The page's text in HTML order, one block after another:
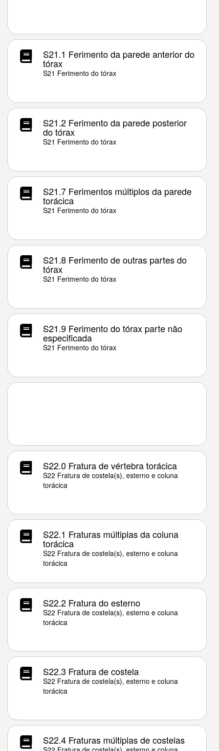
S21.1 Ferimento da parede anterior do
tórax
S21 Ferimento do tórax
S21.2 Ferimento da parede posterior
do tórax
S21 Ferimento do tórax
S21.7 Ferimentos múltiplos da parede
torácica
S21 Ferimento do tórax
S21.8 Ferimento de outras partes do
tórax
S21 Ferimento do tórax
S21.9 Ferimento do tórax parte não
especificada
S21 Ferimento do tórax
S22.0 Fratura de vértebra torácica
S22 Fratura de costela(s), esterno e coluna
torácica
S22.1 Fraturas múltiplas da coluna
torácica
S22 Fratura de costela(s), esterno e coluna
torácica
S22.2 Fratura do esterno
S22 Fratura de costela(s), esterno e coluna
torácica
S22.3 Fratura de costela
S22 Fratura de costela(s), esterno e coluna
torácica
S22.4 Fraturas múltiplas de costelas